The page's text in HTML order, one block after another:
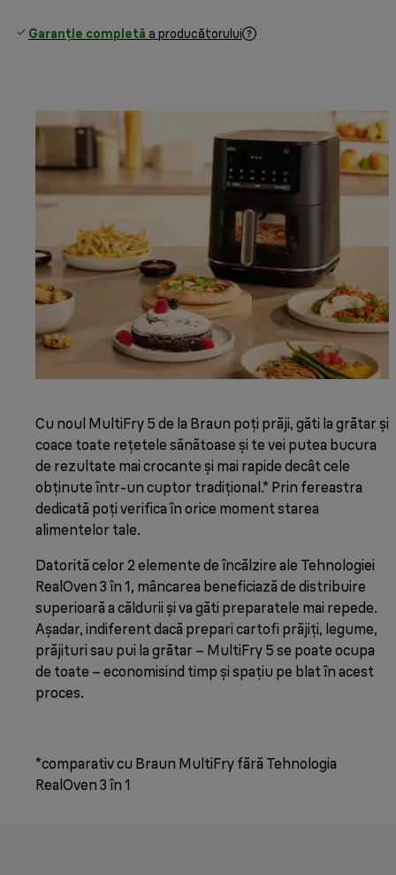
Garanție completă a producătorului
Cu noul MultiFry 5 de la Braun poți prăji, găti la grătar și
coace toate rețetele sănătoase și te vei putea bucura
de rezultate mai crocante și mai rapide decât cele
obținute într-un cuptor tradițional.* Prin fereastra
dedicată poți verifica în orice moment starea
alimentelor tale.
Datorită celor 2 elemente de încălzire ale Tehnologiei
RealOven 3 în 1, mâncarea beneficiază de distribuire
superioară a căldurii și va găti preparatele mai repede.
Așadar, indiferent dacă prepari cartofi prăjiți, legume,
prăjituri sau pui la grătar – MultiFry 5 se poate ocupa
de toate – economisind timp și spațiu pe blat în acest
proces.
*comparativ cu Braun MultiFry fără Tehnologia
RealOven 3 în 1